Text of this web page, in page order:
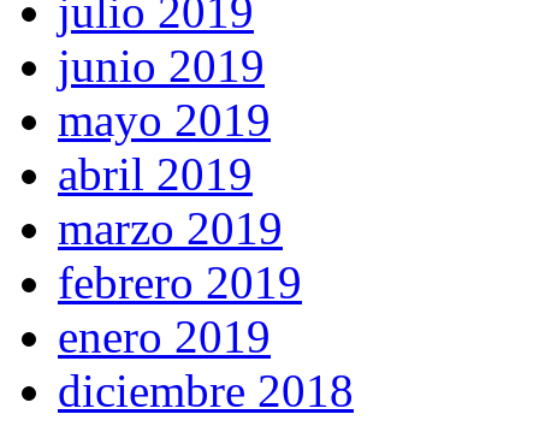
julio 2019
junio 2019
mayo 2019
abril 2019
marzo 2019
febrero 2019
enero 2019
diciembre 2018